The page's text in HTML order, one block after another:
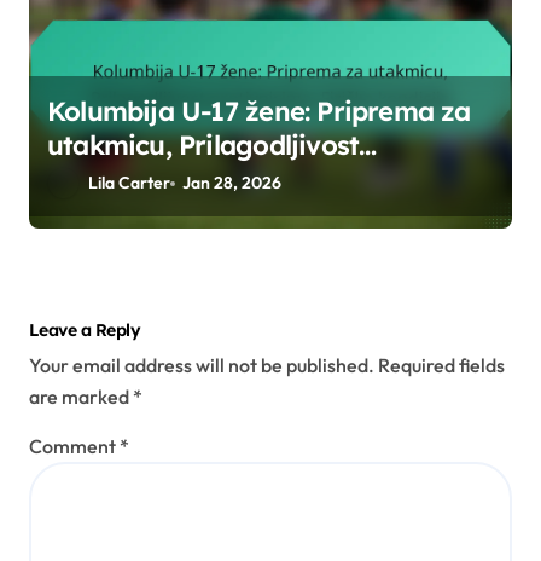
Kolumbija U-17 žene: Priprema za
utakmicu, Prilagodljivost
protivnicima, Fizička kondicija
Lila Carter Jan 28, 2026
Leave a Reply
Your email address will not be published. Required fields
are marked *
Comment *